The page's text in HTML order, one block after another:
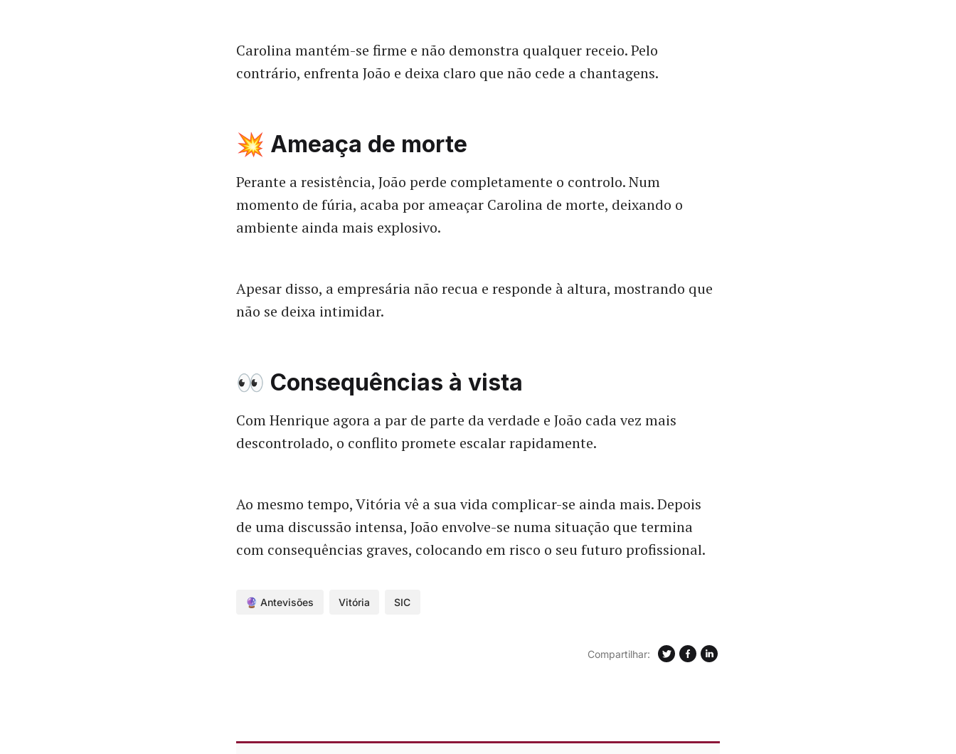
Carolina mantém-se firme e não demonstra qualquer receio. Pelo
contrário, enfrenta João e deixa claro que não cede a chantagens.
💥 Ameaça de morte
Perante a resistência, João perde completamente o controlo. Num
momento de fúria, acaba por ameaçar Carolina de morte, deixando o
ambiente ainda mais explosivo.
Apesar disso, a empresária não recua e responde à altura, mostrando que
não se deixa intimidar.
👀 Consequências à vista
Com Henrique agora a par de parte da verdade e João cada vez mais
descontrolado, o conflito promete escalar rapidamente.
Ao mesmo tempo, Vitória vê a sua vida complicar-se ainda mais. Depois
de uma discussão intensa, João envolve-se numa situação que termina
com consequências graves, colocando em risco o seu futuro profissional.
🔮 Antevisões Vitória SIC
Compartilhar: